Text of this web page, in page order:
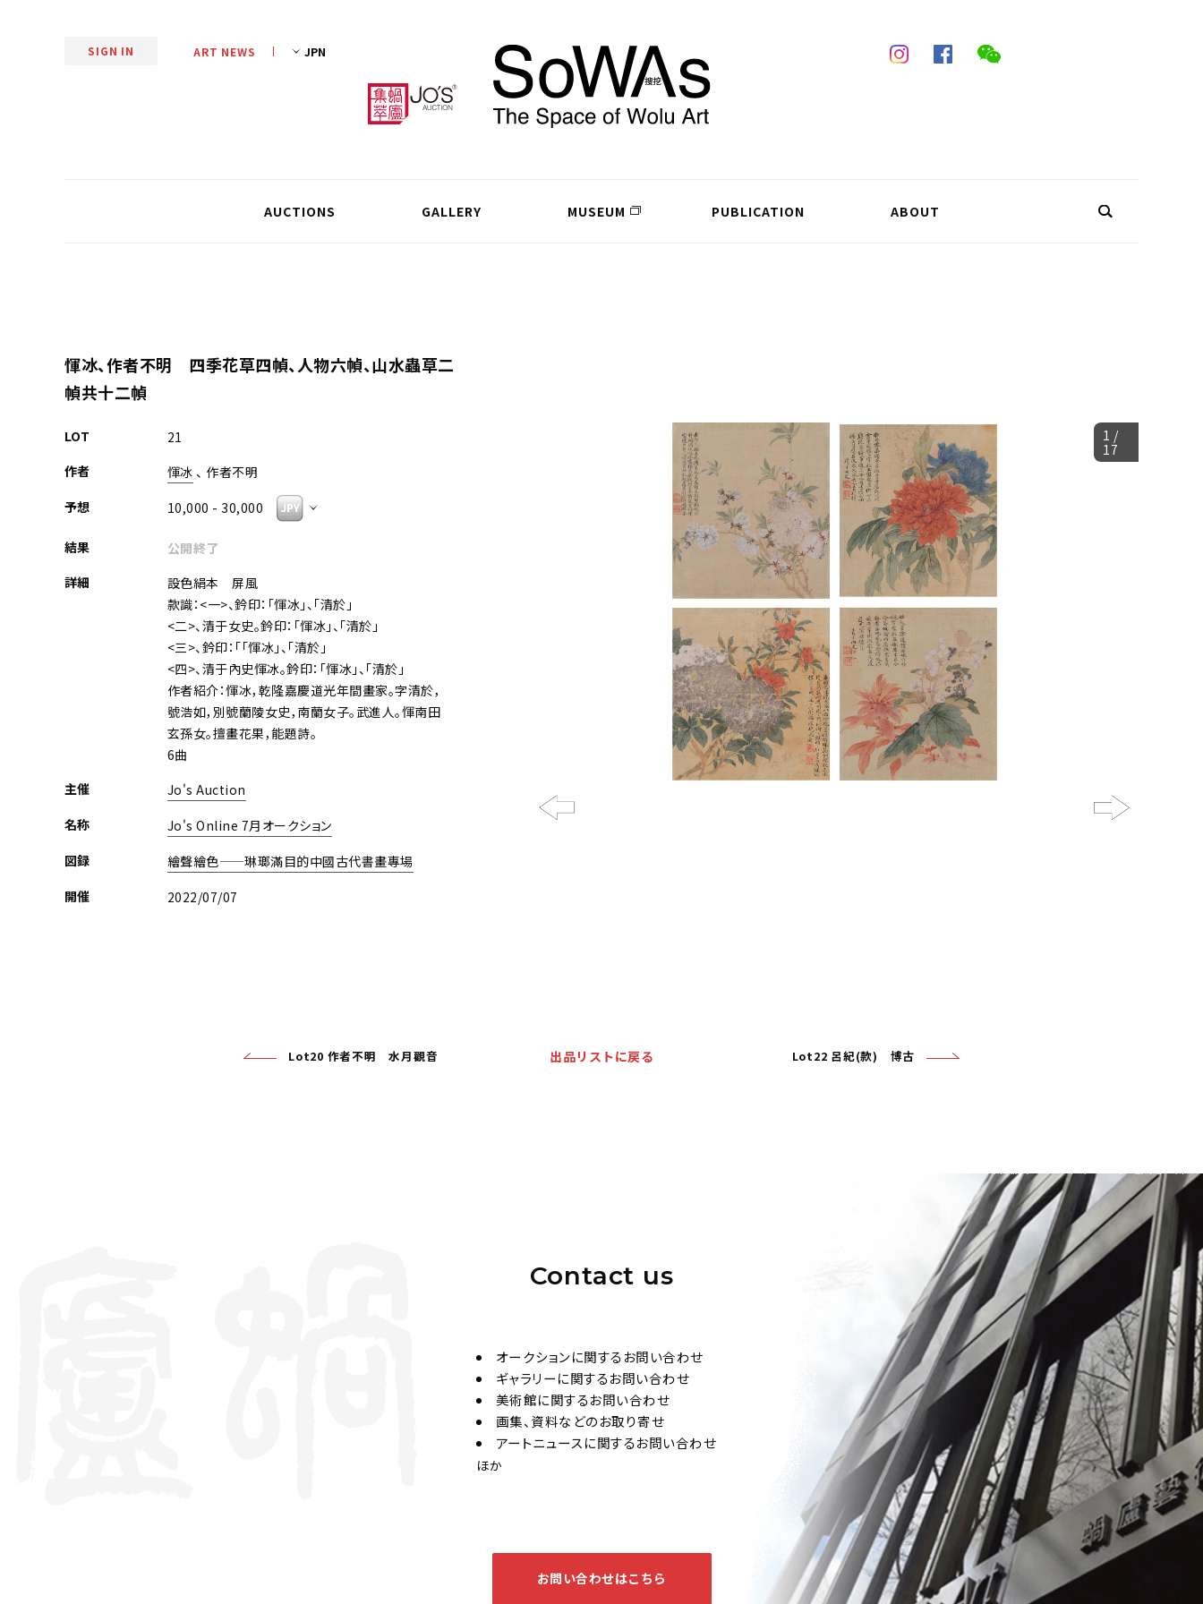
SIGN IN ART NEWS
AUCTIONS GALLERY MUSEUM PUBLICATION ABOUT
惲冰、作者不明 四季花草四幀、人物六幀、山水蟲草二
幀共十二幀
LOT
21
作者
惲冰 、 作者不明
予想
10,000 - 30,000
結果
公開終了
詳細
設色絹本 屏風
款識：<一>、鈐印：「惲冰」、「清於」
<二>、清于女史。鈐印：「惲冰」、「清於」
<三>、鈐印：「「惲冰」、「清於」
<四>、清于內史惲冰。鈐印：「惲冰」、「清於」
作者紹介：惲冰，乾隆嘉慶道光年間畫家。字清於，
號浩如，別號蘭陵女史，南蘭女子。武進人。惲南田
玄孫女。擅畫花果，能題詩。
6曲
主催
Jo's Auction
名称
Jo's Online 7月オークション
図録
繪聲繪色——琳瑯滿目的中國古代書畫專場
開催
2022/07/07
1 /
17
Lot20 作者不明 水月觀音 Lot22 呂紀(款) 博古
出品リストに戻る
Contact us
オークションに関するお問い合わせ
ギャラリーに関するお問い合わせ
美術館に関するお問い合わせ
画集、資料などのお取り寄せ
アートニュースに関するお問い合わせ
ほか
お問い合わせはこちら